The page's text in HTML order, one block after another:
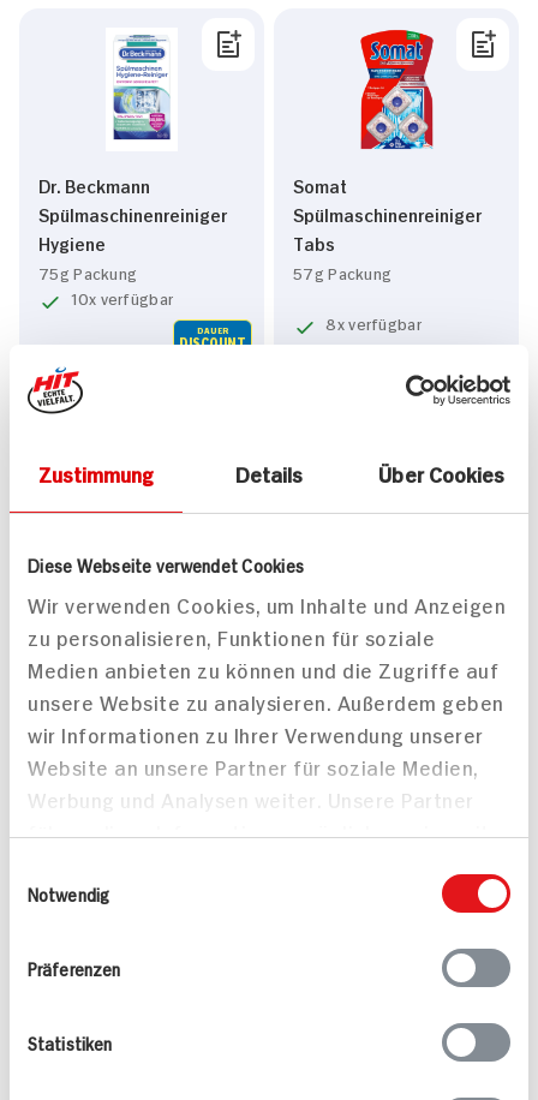
Zustimmung Details Über Cookies
Diese Webseite verwendet Cookies
Wir verwenden Cookies, um Inhalte und Anzeigen
zu personalisieren, Funktionen für soziale
Medien anbieten zu können und die Zugriffe auf
unsere Website zu analysieren. Außerdem geben
wir Informationen zu Ihrer Verwendung unserer
Website an unsere Partner für soziale Medien,
Werbung und Analysen weiter. Unsere Partner
führen diese Informationen möglicherweise mit
bereitgestellt haben oder die sie im Rahmen
Notwendig
Präferenzen
Statistiken
Dr. Beckmann
Spülmaschinenreiniger
Hygiene
75g Packung
10x verfügbar
DAUER
DISCOUNT
Somat
Spülmaschinenreiniger
Tabs
57g Packung
8x verfügbar
2.45
Somat
Maschinenreiniger Tabs
12St Packung
4x verfügbar
9.49
Frosch M.-
Geschirrreiniger Limone
Pulver
8x verfügbar
DAUER
DISCOUNT
PREIS
5.95